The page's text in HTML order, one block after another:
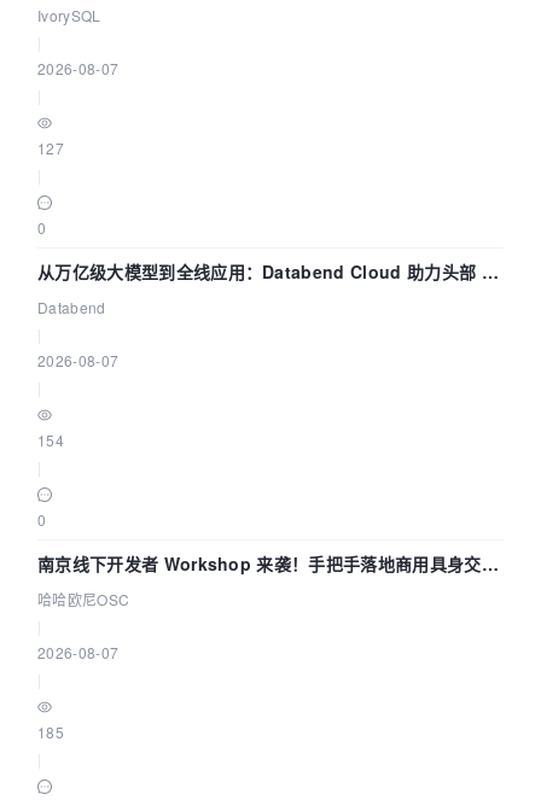
核——我们改得动吗？我们贡献了什么？
IvorySQL
2026-08-07
127
0
从万亿级大模型到全线应用：Databend Cloud 助力头部 AI
企业构建全链路 Trace 数据管道
Databend
2026-08-07
154
0
南京线下开发者 Workshop 来袭！手把手落地商用具身交互
智能 Agent 应用
哈哈欧尼OSC
2026-08-07
185